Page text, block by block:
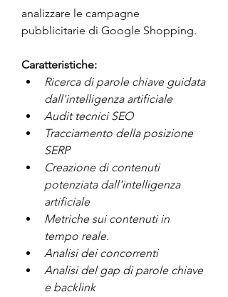
analizzare le campagne
pubblicitarie di Google Shopping.
Caratteristiche:
Ricerca di parole chiave guidata
dall'intelligenza artificiale
Audit tecnici SEO
Tracciamento della posizione
SERP
Creazione di contenuti
potenziata dall'intelligenza
artificiale
Metriche sui contenuti in
tempo reale.
Analisi dei concorrenti
Analisi del gap di parole chiave
e backlink